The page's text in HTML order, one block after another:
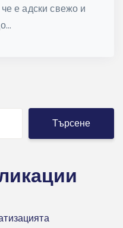
е адски свежо и
Търсене